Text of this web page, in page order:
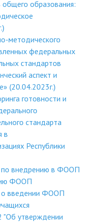
образования:
методического
федеральных
стандартов
аспект и
(20.04.2023г.)
готовности и
стандарта
в
Республики
по внедрению в ФООП
ФООП
о введении ФООП
утверждении